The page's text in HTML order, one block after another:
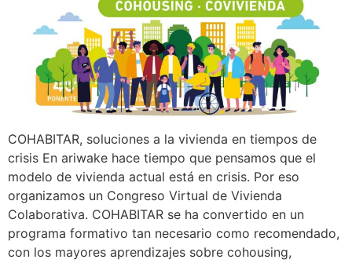
COHABITAR, soluciones a la vivienda en tiempos de
crisis En ariwake hace tiempo que pensamos que el
modelo de vivienda actual está en crisis. Por eso
organizamos un Congreso Virtual de Vivienda
Colaborativa. COHABITAR se ha convertido en un
programa formativo tan necesario como recomendado,
con los mayores aprendizajes sobre cohousing,